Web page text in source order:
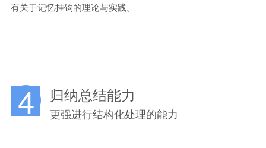
有关于记忆挂钩的理论与实践。
4 归纳总结能力
更强进行结构化处理的能力